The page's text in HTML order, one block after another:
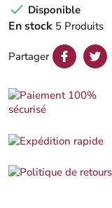
 Disponible
En stock 5 Produits
Partager